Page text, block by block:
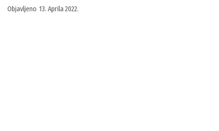
Objavljeno 13. Aprila 2022.